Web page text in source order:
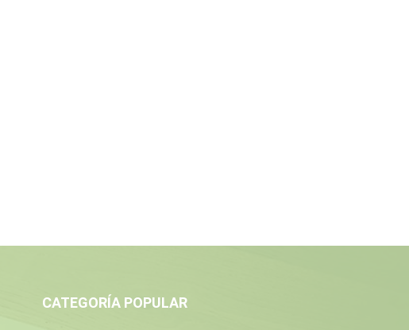
CATEGORÍA POPULAR